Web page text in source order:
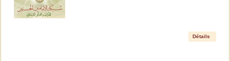
Détails